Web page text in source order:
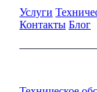
Услуги
Контакты Блог